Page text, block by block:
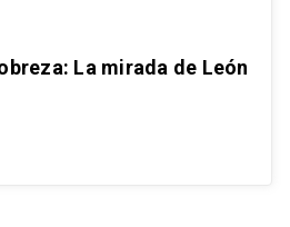
La mirada de León